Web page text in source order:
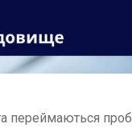
переймаються